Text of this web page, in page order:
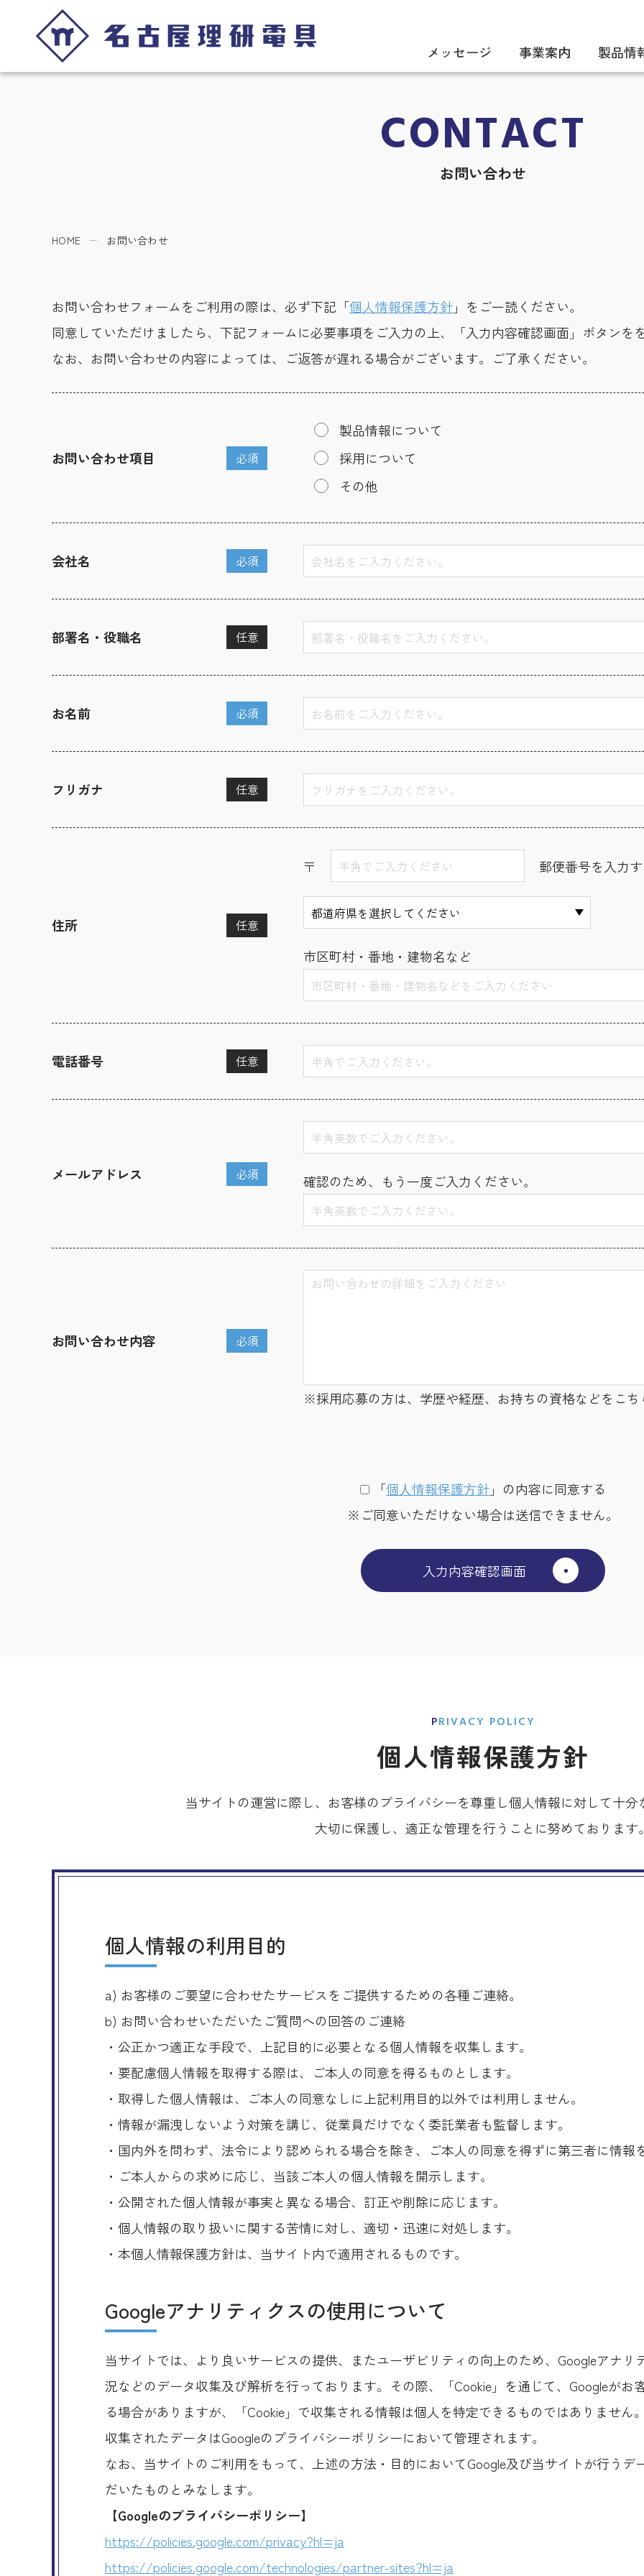
メッセージ 事業案内 製品情
CONTACT
お問い合わせ
HOME お問い合わせ
お問い合わせフォームをご利用の際は、必ず下記「個人情報保護方針」をご一読ください。
同意していただけましたら、下記フォームに必要事項をご入力の上、「入力内容確認画面」ボタンを
なお、お問い合わせの内容によっては、ご返答が遅れる場合がございます。ご了承ください。
お問い合わせ項目 必須
製品情報について
採用について
その他
会社名 必須
部署名・役職名 任意
お名前 必須
フリガナ 任意
住所 任意
〒 郵便番号を入力
市区町村・番地・建物名など
電話番号 任意
メールアドレス 必須 確認のため、もう一度ご入力ください。
お問い合わせ内容 必須
※採用応募の方は、学歴や経歴、お持ちの資格などをこち
「個⼈情報保護⽅針」の内容に同意する
※ご同意いただけない場合は送信できません。
PRIVACY POLICY
個人情報保護方針
当サイトの運営に際し、お客様のプライバシーを尊重し個人情報に対して十分
大切に保護し、適正な管理を行うことに努めております。
個人情報の利用目的
a) お客様のご要望に合わせたサービスをご提供するための各種ご連絡。
b) お問い合わせいただいたご質問への回答のご連絡
・公正かつ適正な手段で、上記目的に必要となる個人情報を収集します。
・要配慮個人情報を取得する際は、ご本人の同意を得るものとします。
・取得した個人情報は、ご本人の同意なしに上記利用目的以外では利用しません。
・情報が漏洩しないよう対策を講じ、従業員だけでなく委託業者も監督します。
・国内外を問わず、法令により認められる場合を除き、ご本人の同意を得ずに第三者に情報
・ご本人からの求めに応じ、当該ご本人の個人情報を開示します。
・公開された個人情報が事実と異なる場合、訂正や削除に応じます。
・個人情報の取り扱いに関する苦情に対し、適切・迅速に対処します。
・本個人情報保護方針は、当サイト内で適用されるものです。
Googleアナリティクスの使用について
当サイトでは、より良いサービスの提供、またユーザビリティの向上のため、Googleアナ
況などのデータ収集及び解析を行っております。その際、「Cookie」を通じて、Googleがお
る場合がありますが、「Cookie」で収集される情報は個人を特定できるものではありません。
収集されたデータはGoogleのプライバシーポリシーにおいて管理されます。
なお、当サイトのご利用をもって、上述の方法・目的においてGoogle及び当サイトが行う
だいたものとみなします。
【Googleのプライバシーポリシー】
https://policies.google.com/privacy?hl=ja
https://policies.google.com/technologies/partner-sites?hl=ja